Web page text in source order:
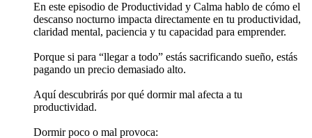
En este episodio de Productividad y Calma hablo de cómo el
descanso nocturno impacta directamente en tu productividad,
claridad mental, paciencia y tu capacidad para emprender.
Porque si para “llegar a todo” estás sacrificando sueño, estás
pagando un precio demasiado alto.
Aquí descubrirás por qué dormir mal afecta a tu
productividad.
Dormir poco o mal provoca: